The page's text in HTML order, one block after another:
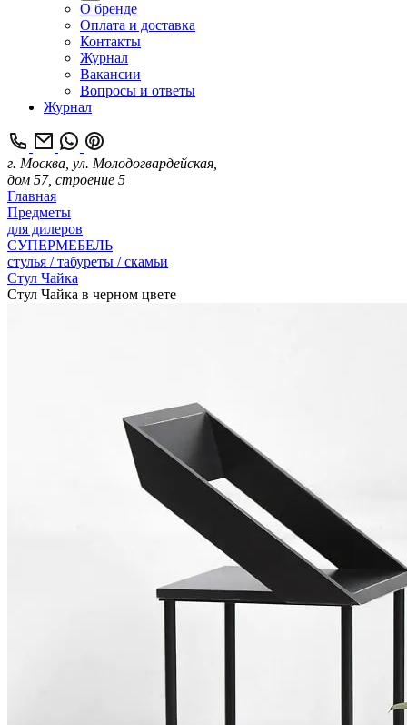
О бренде
Оплата и доставка
Контакты
Журнал
Вакансии
Вопросы и ответы
Журнал
г. Москва, ул. Молодогвардейская,
дом 57, строение 5
Главная
Предметы
для дилеров
СУПЕРМЕБЕЛЬ
стулья / табуреты / скамьи
Стул Чайка
Стул Чайка в черном цвете